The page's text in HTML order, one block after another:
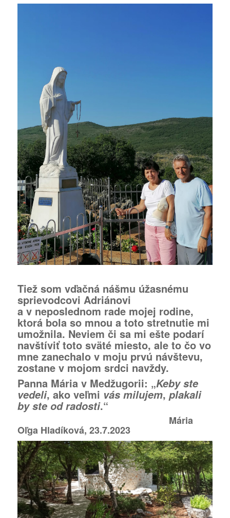
Tiež som vďačná nášmu úžasnému
sprievodcovi Adriánovi
a v neposlednom rade mojej rodine,
ktorá bola so mnou a toto stretnutie mi
umožnila. Neviem či sa mi ešte podarí
navštíviť toto sväté miesto, ale to čo vo
mne zanechalo v moju prvú návštevu,
zostane v mojom srdci navždy.
Panna Mária v Medžugorii: „Keby ste
vedeli, ako veľmi vás milujem, plakali
by ste od radosti.“
Mária
Oľga Hladíková, 23.7.2023